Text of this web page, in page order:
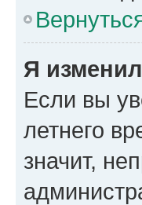
Я
Если вы
летнего
значит,